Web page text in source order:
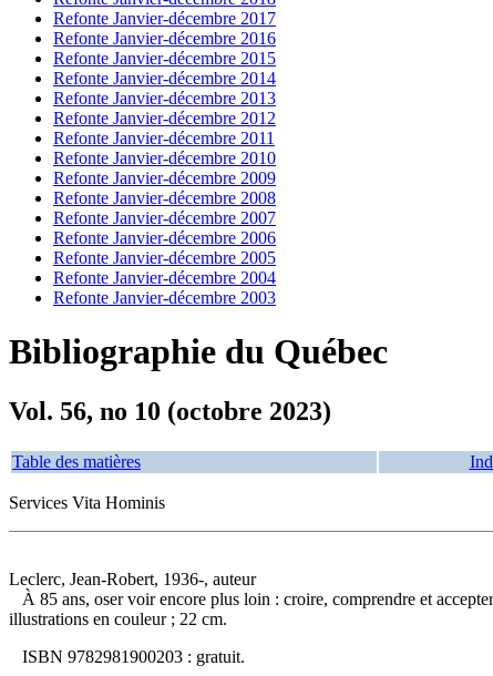
Refonte Janvier-décembre 2017
Refonte Janvier-décembre 2016
Refonte Janvier-décembre 2015
Refonte Janvier-décembre 2014
Refonte Janvier-décembre 2013
Refonte Janvier-décembre 2012
Refonte Janvier-décembre 2011
Refonte Janvier-décembre 2010
Refonte Janvier-décembre 2009
Refonte Janvier-décembre 2008
Refonte Janvier-décembre 2007
Refonte Janvier-décembre 2006
Refonte Janvier-décembre 2005
Refonte Janvier-décembre 2004
Refonte Janvier-décembre 2003
Bibliographie du Québec
Vol. 56, no 10 (octobre 2023)
Table des matières
Services Vita Hominis
Leclerc, Jean-Robert, 1936-, auteur
À 85 ans, oser voir encore plus loin : croire, comprendre et
illustrations en couleur ; 22 cm.
ISBN 9782981900203 : gratuit.